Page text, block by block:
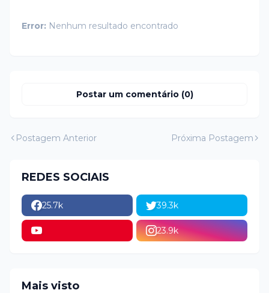
Error: Nenhum resultado encontrado
Postar um comentário (0)
Postagem Anterior Próxima Postagem
REDES SOCIAIS
25.7k 39.3k
23.9k
Mais visto